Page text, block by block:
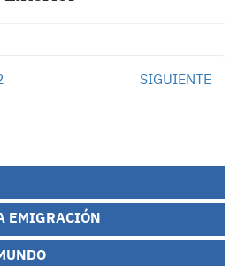
SIGUIENTE
EMIGRACIÓN